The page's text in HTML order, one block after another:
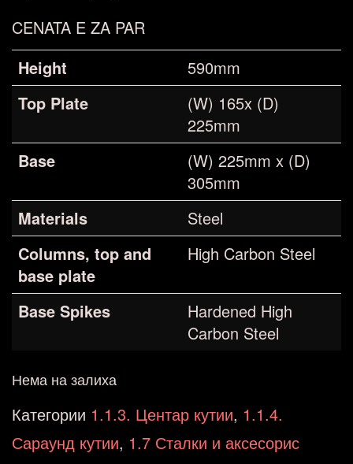
CENATA E ZA PAR
Height
590mm
Top Plate
(W) 165x (D)
225mm
Base
(W) 225mm x (D)
305mm
Materials
Steel
Columns, top and
base plate
High Carbon Steel
Base Spikes
Hardened High
Carbon Steel
Нема на залиха
Категории 1.1.3. Центар кутии, 1.1.4.
Сараунд кутии, 1.7 Сталки и аксесорис